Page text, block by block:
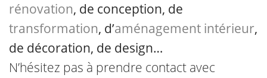
rénovation, de conception, de
transformation, d’aménagement intérieur,
de décoration, de design…
N’hésitez pas à prendre contact avec